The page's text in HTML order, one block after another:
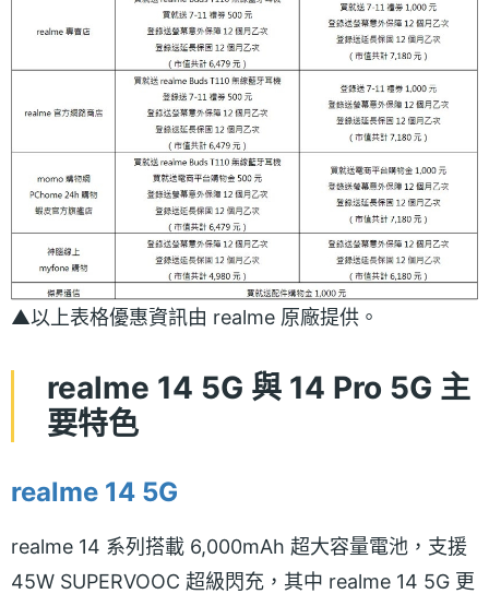
▲以上表格優惠資訊由 realme 原廠提供。
realme 14 5G 與 14 Pro 5G 主
要特色
realme 14 5G
realme 14 系列搭載 6,000mAh 超大容量電池，支援
45W SUPERVOOC 超級閃充，其中 realme 14 5G 更